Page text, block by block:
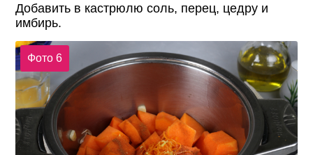
Добавить в кастрюлю соль, перец, цедру и
имбирь.
Фото 6